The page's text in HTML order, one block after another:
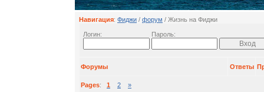
Навигация: Фиджи / форум / Жизнь на Фиджи
Логин: Пароль:
Форумы Ответы
Pages: 1 2 »